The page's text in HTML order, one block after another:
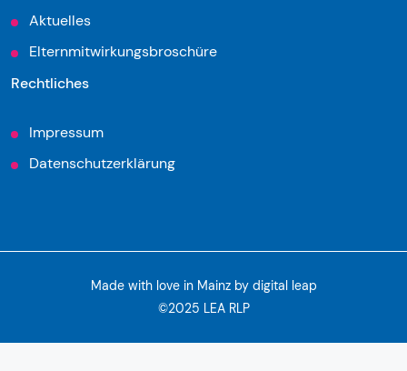
Aktuelles
Elternmitwirkungsbroschüre
Rechtliches
Impressum
Datenschutzerklärung
©2025 LEA RLP
Made with love in Mainz by digital leap